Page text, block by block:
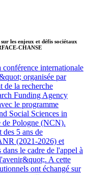
les enjeux et défis sociétaux
CHANSE
conférence internationale
organisée par
de la recherche
Funding Agency
le programme
Social Sciences in
de Pologne (NCN).
des 5 ans de
(2021-2026) et
le cadre de l'appel à
A cette
ont échangé sur